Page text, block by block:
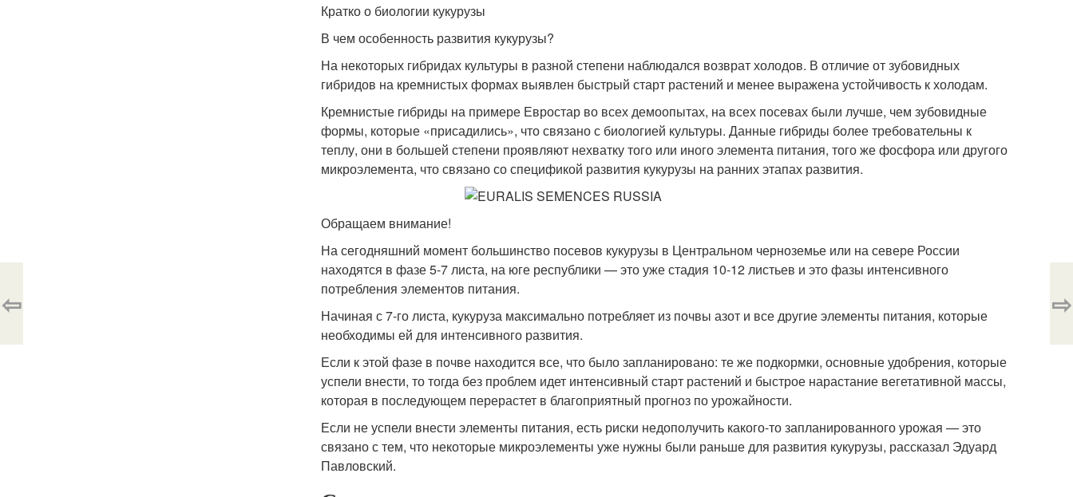
Кратко о биологии кукурузы
В чем особенность развития кукурузы?
На некоторых гибридах культуры в разной степени наблюдался возврат холодов. В отличие от зубовидных
гибридов на кремнистых формах выявлен быстрый старт растений и менее выражена устойчивость к холодам.
Кремнистые гибриды на примере Евростар во всех демоопытах, на всех посевах были лучше, чем зубовидные
формы, которые «присадились», что связано с биологией культуры. Данные гибриды более требовательны к
теплу, они в большей степени проявляют нехватку того или иного элемента питания, того же фосфора или другого
микроэлемента, что связано со спецификой развития кукурузы на ранних этапах развития.
Обращаем внимание!
На сегодняшний момент большинство посевов кукурузы в Центральном черноземье или на севере России
находятся в фазе 5-7 листа, на юге республики — это уже стадия 10-12 листьев и это фазы интенсивного
потребления элементов питания.
Начиная с 7-го листа, кукуруза максимально потребляет из почвы азот и все другие элементы питания, которые
необходимы ей для интенсивного развития.
Если к этой фазе в почве находится все, что было запланировано: те же подкормки, основные удобрения, которые
успели внести, то тогда без проблем идет интенсивный старт растений и быстрое нарастание вегетативной массы,
которая в последующем перерастет в благоприятный прогноз по урожайности.
Если не успели внести элементы питания, есть риски недополучить какого-то запланированного урожая — это
связано с тем, что некоторые микроэлементы уже нужны были раньше для развития кукурузы, рассказал Эдуард
Павловский.
⇦ ⇨